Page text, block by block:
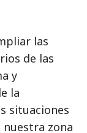
las
de las
y
la
situaciones
nuestra zona